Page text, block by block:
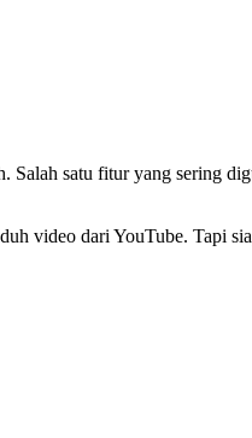
satu fitur yang sering
video dari YouTube. Tapi